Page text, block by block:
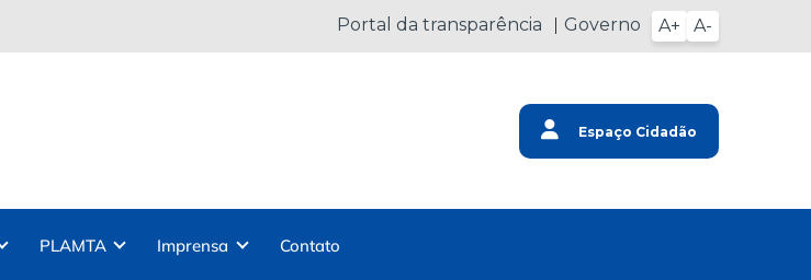
Portal da transparência Governo A+ A-
Espaço Cidadão
PLAMTA Imprensa Contato